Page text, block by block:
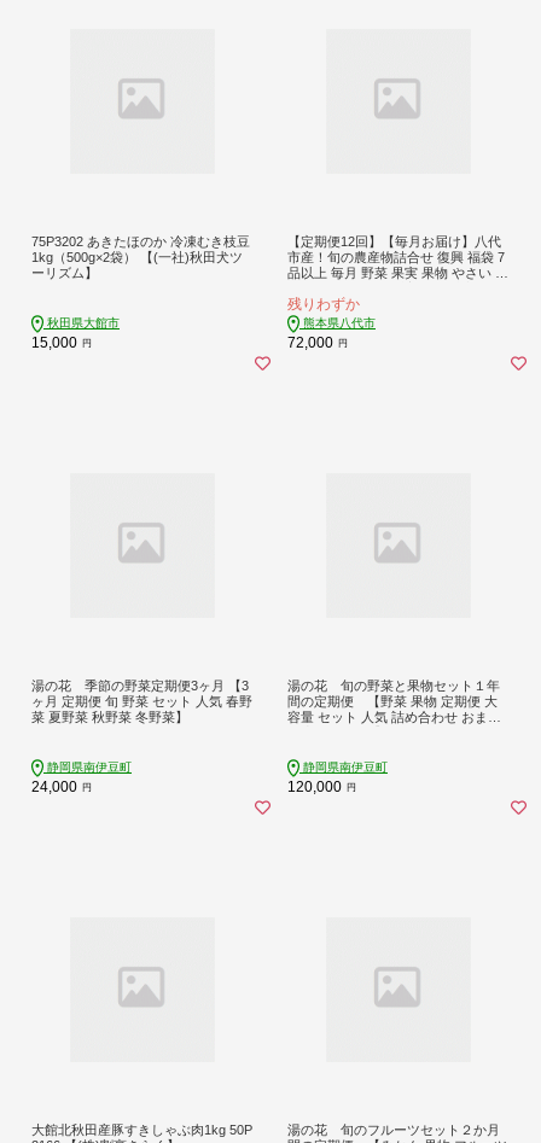
75P3202 あきたほのか 冷凍むき枝豆
1kg（500g×2袋） 【(一社)秋田犬ツ
ーリズム】
秋田県大館市
15,000 円
【定期便12回】【毎月お届け】八代
市産！旬の農産物詰合せ 復興 福袋 7
品以上 毎月 野菜 果実 果物 やさい く
ト 季節の野菜 季節の果実 春 夏 秋 冬
旬 おまかせ 定期 国産 熊本県 八代市
残りわずか
熊本県八代市
72,000 円
湯の花 季節の野菜定期便3ヶ月 【3
ヶ月 定期便 旬 野菜 セット 人気 春野
菜 夏野菜 秋野菜 冬野菜】
静岡県南伊豆町
24,000 円
湯の花 旬の野菜と果物セット１年
間の定期便 【野菜 果物 定期便 大
容量 セット 人気 詰め合わせ おまか
静岡県南伊豆町
120,000 円
大館北秋田産豚すきしゃぶ肉1kg 50P
湯の花 旬のフルーツセット２か月